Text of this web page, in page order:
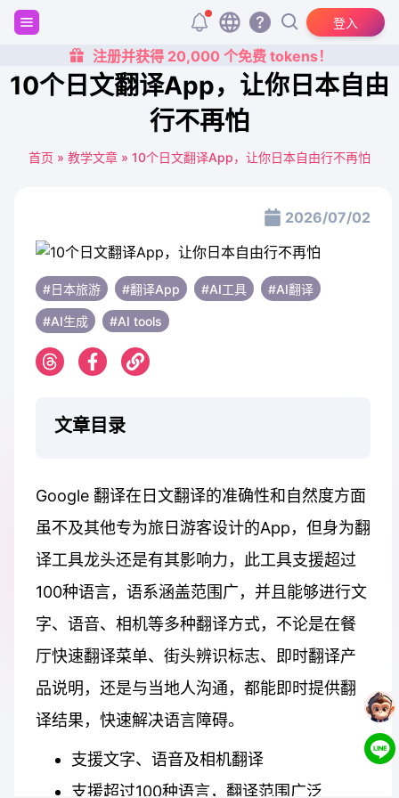
登入
注册并获得 20,000 个免费 tokens！
10个日文翻译App，让你日本自由
行不再怕
首页 » 教学文章 » 10个日文翻译App，让你日本自由行不再怕
2026/07/02
#日本旅游 #翻译App #AI工具 #AI翻译
#AI生成 #AI tools
文章目录
Google 翻译在日文翻译的准确性和自然度方面
虽不及其他专为旅日游客设计的App，但身为翻
译工具龙头还是有其影响力，此工具支援超过
100种语言，语系涵盖范围广，并且能够进行文
字、语音、相机等多种翻译方式，不论是在餐
厅快速翻译菜单、街头辨识标志、即时翻译产
品说明，还是与当地人沟通，都能即时提供翻
译结果，快速解决语言障碍。
支援文字、语音及相机翻译
支援超过100种语言，翻译范围广泛